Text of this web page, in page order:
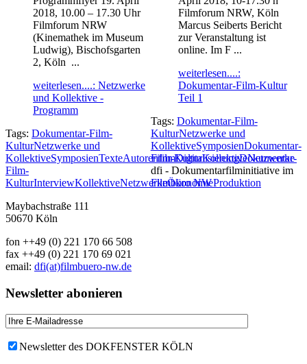
2018, 10.00 – 17.30 Uhr
Filmforum NRW
(Kinemathek im Museum
Ludwig), Bischofsgarten
2, Köln ...
weiterlesen....: Netzwerke
und Kollektive -
Programm
Tags: Dokumentar-Film-
KulturNetzwerke und
KollektiveSymposienTexteAutorenfilmDigitalisierungDokumentar-
Film-
KulturInterviewKollektiveNetzwerkeÖkonomieProduktion
Filmforum NRW, Köln
Marcus Seiberts Bericht
zur Veranstaltung ist
online. Im F ...
weiterlesen....:
Dokumentar-Film-Kultur
Teil 1
Tags: Dokumentar-Film-
KulturNetzwerke und
KollektiveSymposienDokumentar-
Film-KulturKollektiveNetzwerke
dfi - Dokumentarfilminitiative im
Filmbüro NW
Maybachstraße 111
50670 Köln
fon ++49 (0) 221 170 66 508
fax ++49 (0) 221 170 69 021
email: dfi(at)filmbuero-nw.de
Newsletter abonieren
Newsletter des DOKFENSTER KÖLN